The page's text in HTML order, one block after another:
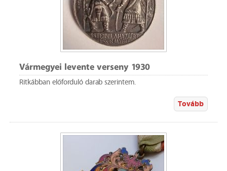
Vármegyei levente verseny 1930
Ritkábban előforduló darab szerintem.
Tovább